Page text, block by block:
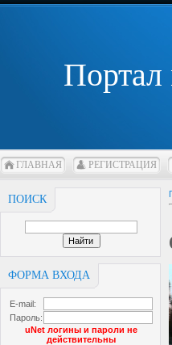
ГЛАВНАЯ РЕГИСТРАЦИЯ
ПОИСК
ФОРМА ВХОДА
E-mail:
Пароль:
uNet логины и пароли не
действительны